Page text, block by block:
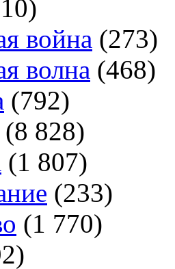
война (273)
волна (468)
(792)
(8 828)
(1 807)
(233)
(1 770)